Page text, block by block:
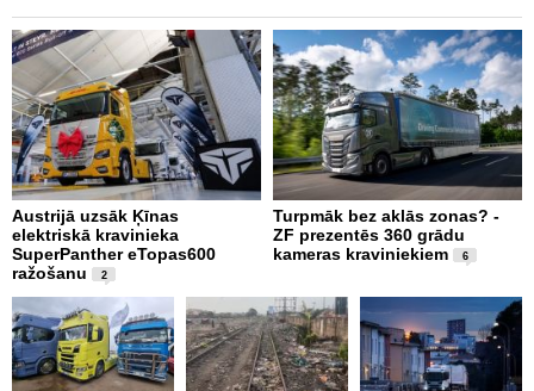
Austrijā uzsāk Ķīnas
elektriskā kravinieka
SuperPanther eTopas600
ražošanu
2
Turpmāk bez aklās zonas? -
ZF prezentēs 360 grādu
kameras kraviniekiem
6